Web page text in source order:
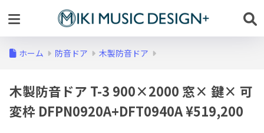
ホーム 防音ドア 木製防音ドア
木製防音ドア T-3 900×2000 窓× 鍵× 可
変枠 DFPN0920A+DFT0940A ¥519,200